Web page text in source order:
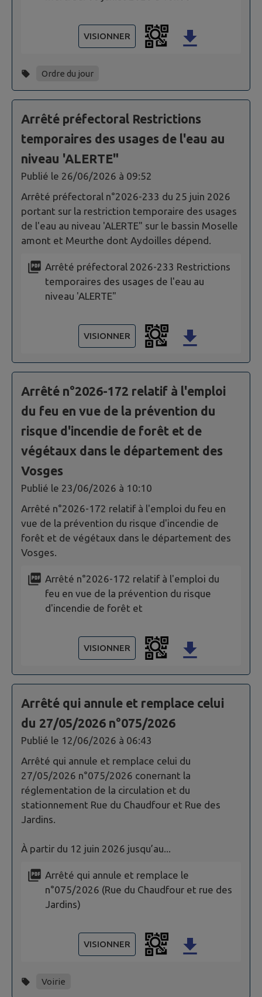
VISIONNER
Ordre du jour
Arrêté préfectoral Restrictions
temporaires des usages de l'eau au
niveau 'ALERTE"
Publié le 26/06/2026 à 09:52
Arrêté préfectoral n°2026-233 du 25 juin 2026
portant sur la restriction temporaire des usages
de l'eau au niveau 'ALERTE" sur le bassin Moselle
amont et Meurthe dont Aydoilles dépend.
Arrêté préfectoral 2026-233 Restrictions
temporaires des usages de l'eau au
niveau 'ALERTE"
VISIONNER
Arrêté n°2026-172 relatif à l'emploi
du feu en vue de la prévention du
risque d'incendie de forêt et de
végétaux dans le département des
Vosges
Publié le 23/06/2026 à 10:10
Arrêté n°2026-172 relatif à l'emploi du feu en
vue de la prévention du risque d'incendie de
forêt et de végétaux dans le département des
Vosges.
Arrêté n°2026-172 relatif à l'emploi du
feu en vue de la prévention du risque
d'incendie de forêt et
VISIONNER
Arrêté qui annule et remplace celui
du 27/05/2026 n°075/2026
Publié le 12/06/2026 à 06:43
Arrêté qui annule et remplace celui du
27/05/2026 n°075/2026 conernant la
réglementation de la circulation et du
stationnement Rue du Chaudfour et Rue des
Jardins.
À partir du 12 juin 2026 jusqu’au...
Arrêté qui annule et remplace le
n°075/2026 (Rue du Chaudfour et rue des
Jardins)
VISIONNER
Voirie